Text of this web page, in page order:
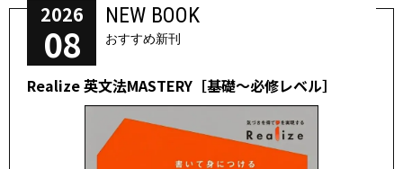
2026
08
NEW BOOK
おすすめ新刊
Realize 英文法MASTERY［基礎～必修レベル］